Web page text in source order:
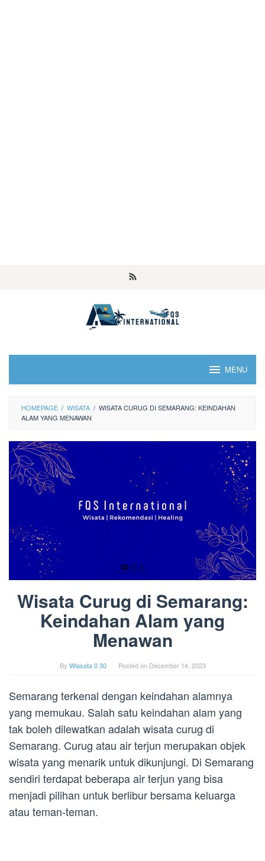
MENU
HOMEPAGE / WISATA / WISATA CURUG DI SEMARANG: KEINDAHAN
ALAM YANG MENAWAN
Wisata Curug di Semarang:
Keindahan Alam yang
Menawan
By Wiasata 0 30 Posted on December 14, 2023
Semarang terkenal dengan keindahan alamnya
yang memukau. Salah satu keindahan alam yang
tak boleh dilewatkan adalah wisata curug di
Semarang. Curug atau air terjun merupakan objek
wisata yang menarik untuk dikunjungi. Di Semarang
sendiri terdapat beberapa air terjun yang bisa
menjadi pilihan untuk berlibur bersama keluarga
atau teman-teman.